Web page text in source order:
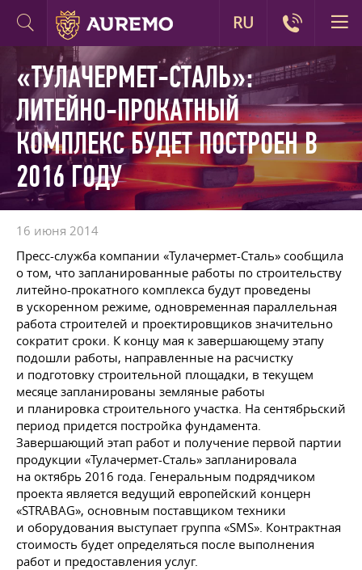
«ТУЛАЧЕРМЕТ-СТАЛЬ»:
ЛИТЕЙНО-ПРОКАТНЫЙ
КОМПЛЕКС БУДЕТ ПОСТРОЕН В
2016 ГОДУ
16 июня 2014
Пресс-служба компании «Тулачермет-Сталь» сообщила
о том, что запланированные работы по строительству
литейно-прокатного комплекса будут проведены
в ускоренном режиме, одновременная параллельная
работа строителей и проектировщиков значительно
сократит сроки. К концу мая к завершающему этапу
подошли работы, направленные на расчистку
и подготовку строительной площадки, в текущем
месяце запланированы земляные работы
и планировка строительного участка. На сентябрьский
период придется постройка фундамента.
Завершающий этап работ и получение первой партии
продукции «Тулачермет-Сталь» запланировала
на октябрь 2016 года. Генеральным подрядчиком
проекта является ведущий европейский концерн
«STRABAG», основным поставщиком техники
и оборудования выступает группа «SMS». Контрактная
стоимость будет определяться после выполнения
работ и предоставления услуг.
RU